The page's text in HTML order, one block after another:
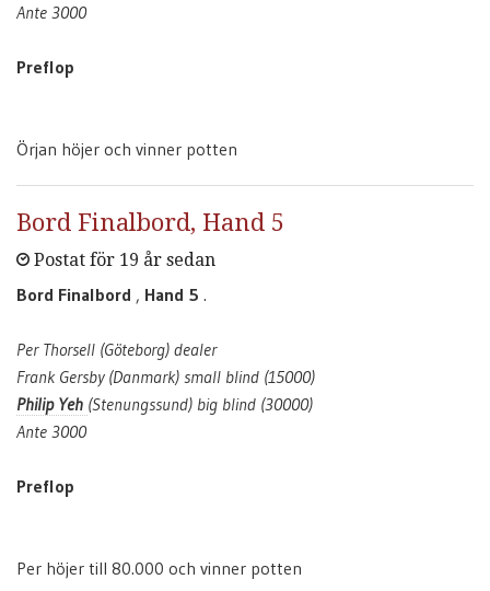
Ante 3000
Preflop
Örjan höjer och vinner potten
Bord Finalbord, Hand 5
Postat för 19 år sedan
Bord Finalbord , Hand 5 .
Per Thorsell (Göteborg) dealer
Frank Gersby (Danmark) small blind (15000)
Philip Yeh (Stenungssund) big blind (30000)
Ante 3000
Preflop
Per höjer till 80.000 och vinner potten